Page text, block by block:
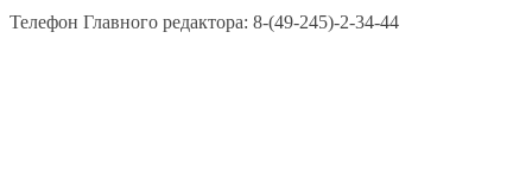
Телефон Главного редактора: 8-(49-245)-2-34-44